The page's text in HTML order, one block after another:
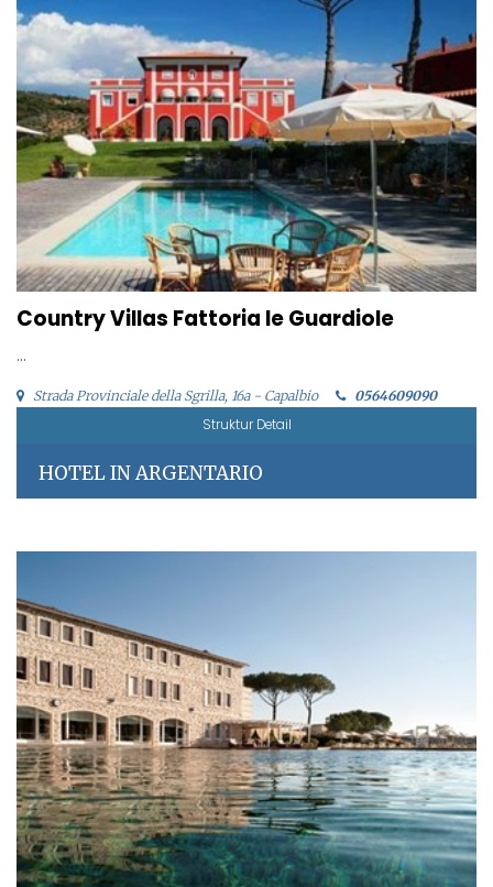
Country Villas Fattoria le Guardiole
...
Strada Provinciale della Sgrilla, 16a - Capalbio 0564609090
Struktur Detail
HOTEL IN ARGENTARIO